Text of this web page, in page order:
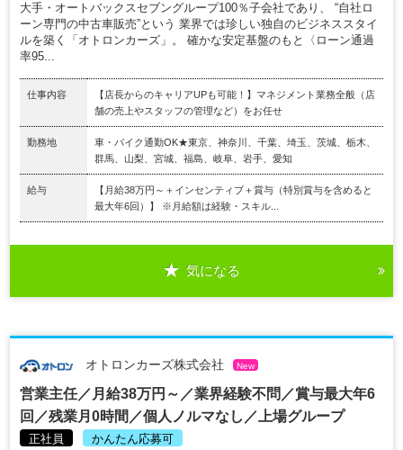
大手・オートバックスセブングループ100％子会社であり、 “自社ロ
ーン専門の中古車販売”という 業界では珍しい独自のビジネススタイ
ルを築く「オトロンカーズ」。 確かな安定基盤のもと〈ローン通過
率95...
仕事内容
【店長からのキャリアUPも可能！】マネジメント業務全般（店
舗の売上やスタッフの管理など）をお任せ
勤務地
車・バイク通勤OK★東京、神奈川、千葉、埼玉、茨城、栃木、
群馬、山梨、宮城、福島、岐阜、岩手、愛知
給与
【月給38万円～＋インセンティブ＋賞与（特別賞与を含めると
最大年6回）】 ※月給額は経験・スキル...
気になる
オトロンカーズ株式会社 New
営業主任／月給38万円～／業界経験不問／賞与最大年6
回／残業月0時間／個人ノルマなし／上場グループ
正社員 かんたん応募可